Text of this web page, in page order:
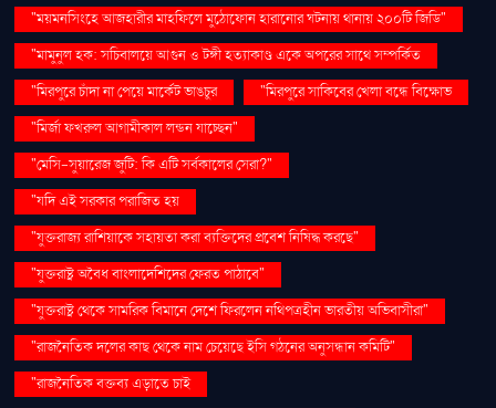
"ময়মনসিংহে আজহারীর মাহফিলে মুঠোফোন হারানোর ঘটনায় থানায় ২০০টি জিডি"
"মামুনুল হক: সচিবালয়ে আগুন ও টঙ্গী হত্যাকাণ্ড একে অপরের সাথে সম্পর্কিত
"মিরপুরে চাঁদা না পেয়ে মার্কেট ভাঙচুর
"মিরপুরে সাকিবের খেলা বন্ধে বিক্ষোভ
"মির্জা ফখরুল আগামীকাল লন্ডন যাচ্ছেন"
"মেসি-সুয়ারেজ জুটি: কি এটি সর্বকালের সেরা?"
"যদি এই সরকার পরাজিত হয়
"যুক্তরাজ্য রাশিয়াকে সহায়তা করা ব্যক্তিদের প্রবেশ নিষিদ্ধ করছে"
"যুক্তরাষ্ট্র অবৈধ বাংলাদেশিদের ফেরত পাঠাবে"
"যুক্তরাষ্ট্র থেকে সামরিক বিমানে দেশে ফিরলেন নথিপত্রহীন ভারতীয় অভিবাসীরা"
"রাজনৈতিক দলের কাছ থেকে নাম চেয়েছে ইসি গঠনের অনুসন্ধান কমিটি"
"রাজনৈতিক বক্তব্য এড়াতে চাই